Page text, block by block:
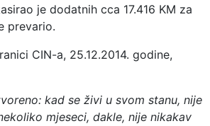
je dodatnih cca 17.416 KM za
prevario.
CIN-a, 25.12.2014. godine,
kad se živi u svom stanu, nije
mjeseci, dakle, nije nikakav